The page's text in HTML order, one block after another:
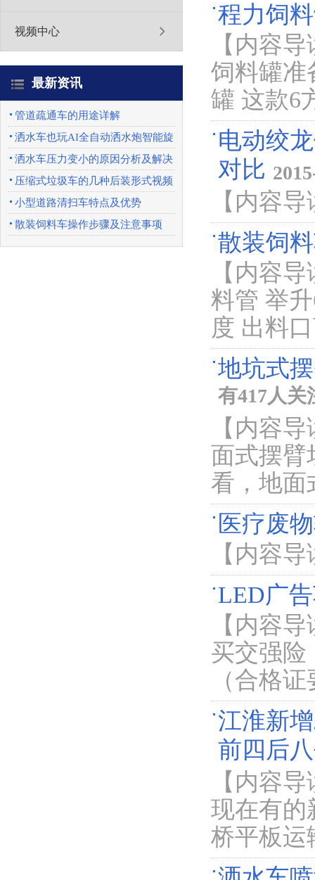
视频中心
最新资讯
管道疏通车的用途详解
洒水车也玩AI全自动洒水炮智能旋
转喷头优势特点
洒水车压力变小的原因分析及解决
办法
压缩式垃圾车的几种后装形式视频
展示
小型道路清扫车特点及优势
散装饲料车操作步骤及注意事项
程力饲
【内容
饲料罐准
罐 这款6
电动绞
对比
【内容
散装饲
【内容
料管 举
度 出料
地坑式
有417人关
【内容
面式摆臂
看，地面
医疗废
【内容
LED广
【内容
买交强险
（合格
江淮新
前四后
【内容
现在有的
桥平板运